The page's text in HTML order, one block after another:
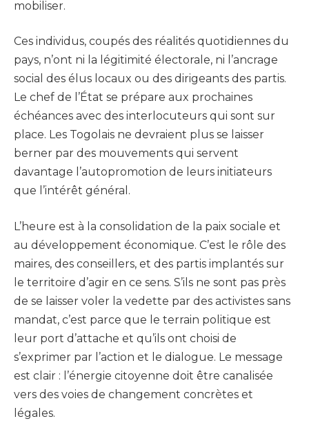
mobiliser.
Ces individus, coupés des réalités quotidiennes du
pays, n’ont ni la légitimité électorale, ni l’ancrage
social des élus locaux ou des dirigeants des partis.
Le chef de l’État se prépare aux prochaines
échéances avec des interlocuteurs qui sont sur
place. Les Togolais ne devraient plus se laisser
berner par des mouvements qui servent
davantage l’autopromotion de leurs initiateurs
que l’intérêt général.
L’heure est à la consolidation de la paix sociale et
au développement économique. C’est le rôle des
maires, des conseillers, et des partis implantés sur
le territoire d’agir en ce sens. S’ils ne sont pas près
de se laisser voler la vedette par des activistes sans
mandat, c’est parce que le terrain politique est
leur port d’attache et qu’ils ont choisi de
s’exprimer par l’action et le dialogue. Le message
est clair : l’énergie citoyenne doit être canalisée
vers des voies de changement concrètes et
légales.